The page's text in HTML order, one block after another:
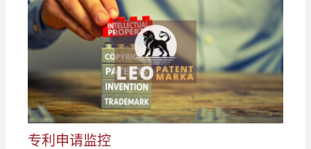
专利申请监控